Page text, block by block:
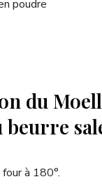
poudre
du
à 180°.